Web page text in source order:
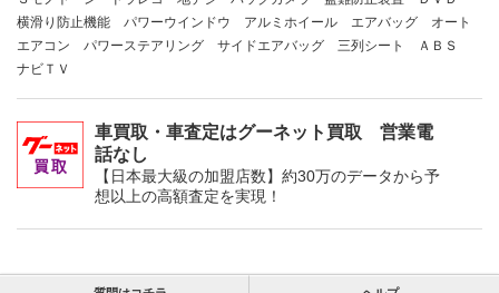
横滑り防止機能 パワーウインドウ アルミホイール エアバッグ オート
エアコン パワーステアリング サイドエアバッグ 三列シート ＡＢＳ
ナビＴＶ
車買取・車査定はグーネット買取 営業電
話なし
【日本最大級の加盟店数】約30万のデータから予
想以上の高額査定を実現！